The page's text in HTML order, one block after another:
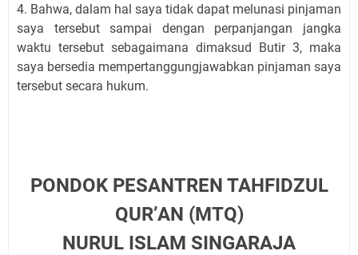
4. Bahwa, dalam hal saya tidak dapat melunasi pinjaman
saya tersebut sampai dengan perpanjangan jangka
waktu tersebut sebagaimana dimaksud Butir 3, maka
saya bersedia mempertanggungjawabkan pinjaman saya
tersebut secara hukum.
PONDOK PESANTREN TAHFIDZUL
QUR’AN (MTQ)
NURUL ISLAM SINGARAJA